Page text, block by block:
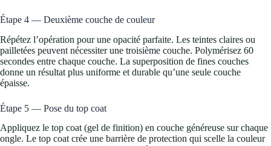
Étape 4 — Deuxième couche de couleur
Répétez l’opération pour une opacité parfaite. Les teintes claires ou
pailletées peuvent nécessiter une troisième couche. Polymérisez 60
secondes entre chaque couche. La superposition de fines couches
donne un résultat plus uniforme et durable qu’une seule couche
épaisse.
Étape 5 — Pose du top coat
Appliquez le top coat (gel de finition) en couche généreuse sur chaque
ongle. Le top coat crée une barrière de protection qui scelle la couleur